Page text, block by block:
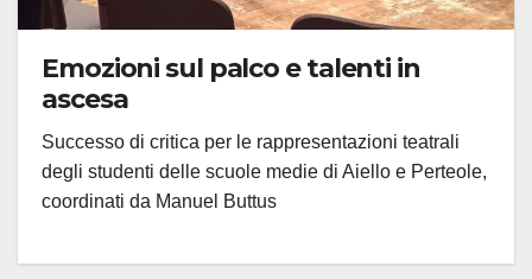
Emozioni sul palco e talenti in
ascesa
Successo di critica per le rappresentazioni teatrali
degli studenti delle scuole medie di Aiello e Perteole,
coordinati da Manuel Buttus